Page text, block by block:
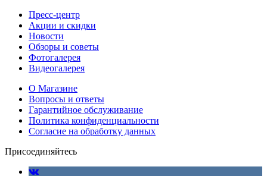
Пресс-центр
Акции и скидки
Новости
Обзоры и советы
Фотогалерея
Видеогалерея
О Магазине
Вопросы и ответы
Гарантийное обслуживание
Политика конфиденциальности
Согласие на обработку данных
Присоединяйтесь